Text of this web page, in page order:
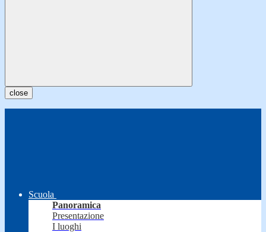
close
Scuola
Panoramica
Presentazione
I luoghi